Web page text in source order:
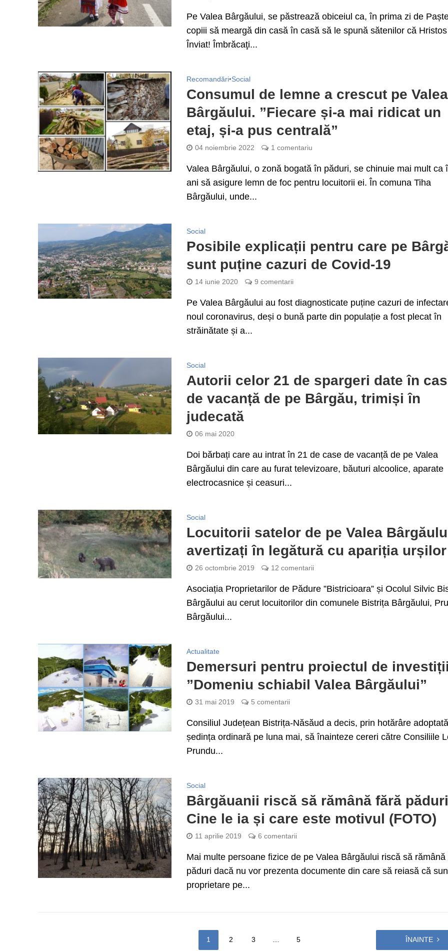
Pe Valea Bârgăului, se păstrează obiceiul ca, în prima zi de
copiii să meargă din casă în casă să le spună sătenilor că
Înviat! Îmbrăcaţi...
Recomandări•Social
Consumul de lemne a crescut pe Valea
Bârgăului. ”Fiecare și-a mai ridicat un
etaj, și-a pus centrală”
04 noiembrie 2022 1 comentariu
Valea Bârgăului, o zonă bogată în păduri, se chinuie mai mult ca
ani să asigure lemn de foc pentru locuitorii ei. În comuna Tiha
Bârgăului, unde...
Social
Posibile explicații pentru care pe
sunt puține cazuri de Covid-19
14 iunie 2020 9 comentarii
Pe Valea Bârgăului au fost diagnosticate puține cazuri de
noul coronavirus, deși o bună parte din populație a fost plecat în
străinătate și a...
Social
Autorii celor 21 de spargeri date în
de vacanță de pe Bârgău, trimiși în
judecată
06 mai 2020
Doi bărbați care au intrat în 21 de case de vacanță de pe Valea
Bârgăului din care au furat televizoare, băuturi alcoolice, aparate
electrocasnice și ceasuri...
Social
Locuitorii satelor de pe Valea
avertizați în legătură cu apariția urșilor
26 octombrie 2019 12 comentarii
Asociația Proprietarilor de Pădure ”Bistricioara” și Ocolul Silvic
Bârgăului au cerut locuitorilor din comunele Bistrița Bârgăului,
Bârgăului...
Actualitate
Demersuri pentru proiectul de
”Domeniu schiabil Valea Bârgăului”
31 mai 2019 5 comentarii
Consiliul Județean Bistrița-Năsăud a decis, prin hotărâre
ședința ordinară pe luna mai, să înainteze cereri către Consiliile
Prundu...
Social
Bârgăuanii riscă să rămână fără
Cine le ia și care este motivul (FOTO)
11 aprilie 2019 6 comentarii
Mai multe persoane fizice de pe Valea Bârgăului riscă să rămână
păduri dacă nu vor prezenta documente din care să reiasă că
proprietare pe...
1 2 3 5 ÎNAINTE